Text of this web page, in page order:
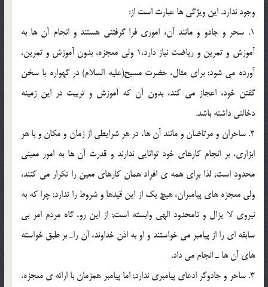
وجود ندارد. اين ويژگى ها عبارت است از:
1. سحر و جادو و مانند آن، امورى فرا گرفتنى هستند و انجام آن ها به
آموزش و تمرين و رياضت نياز دارد،1 ولى معجزه، بدون آموزش و تمرين،
آورده مى شود; براى مثال، حضرت مسيح(عليه السلام) در گهواره با سخن
گفتن خود، اعجاز مى كند، بدون آن كه آموزش و تربيت در اين زمينه
دخالتى داشته باشد.
2. ساحران و مرتاضان و مانند آن ها، در هر شرايطى از زمان و مكان و با هر
ابزارى، بر انجام كارهاى خود توانايى ندارند و قدرت آن ها به امور معينى
محدود است; لذا براى همه ى افراد همان كارهاى معين را تكرار مى كنند،
ولى معجزه هاى پيامبران، هيچ يك از اين قيدها و شروط را ندارد; چرا كه به
نيروى لا يزال و نامحدود الهى وابسته است; از اين رو، گاه مردم امر بى
سابقه اى را از پيامبر مى خواستند و او به اذن خداوند، آن راـ بر طبق خواسته
هاى آن ها ـ انجام مى داد.
3. ساحر و جادوگر ادعاى پيامبرى ندارد; اما پيامبر همزمان با ارائه ى معجزه،